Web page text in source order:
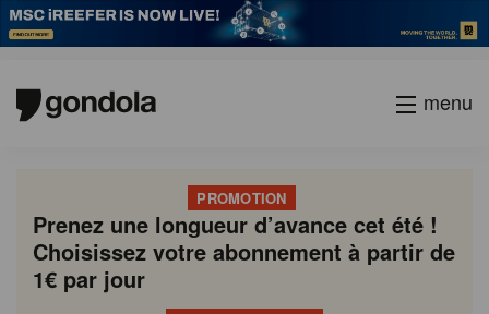
menu
PROMOTION
Prenez une longueur d’avance cet été !
Choisissez votre abonnement à partir de
1€ par jour